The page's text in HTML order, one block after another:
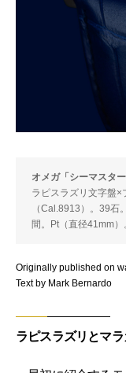
オメガ「シーマスタ
ラピスラズリ文字盤×
（Cal.8913）。39
間。Pt（直径41mm
Originally published on
Text by Mark Bernardo
ラピスラズリとマ